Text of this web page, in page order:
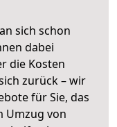
sich schon
dabei
die Kosten
zurück – wir
für Sie, das
Umzug von